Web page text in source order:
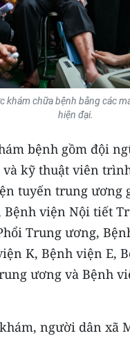
khám chữa bệnh bằng các
hiện đại.
bệnh gồm đội
kỹ thuật viên
tuyến trung ương
Bệnh viện Nội tiết
Trung ương,
K, Bệnh viện E,
ương và Bệnh
người dân xã